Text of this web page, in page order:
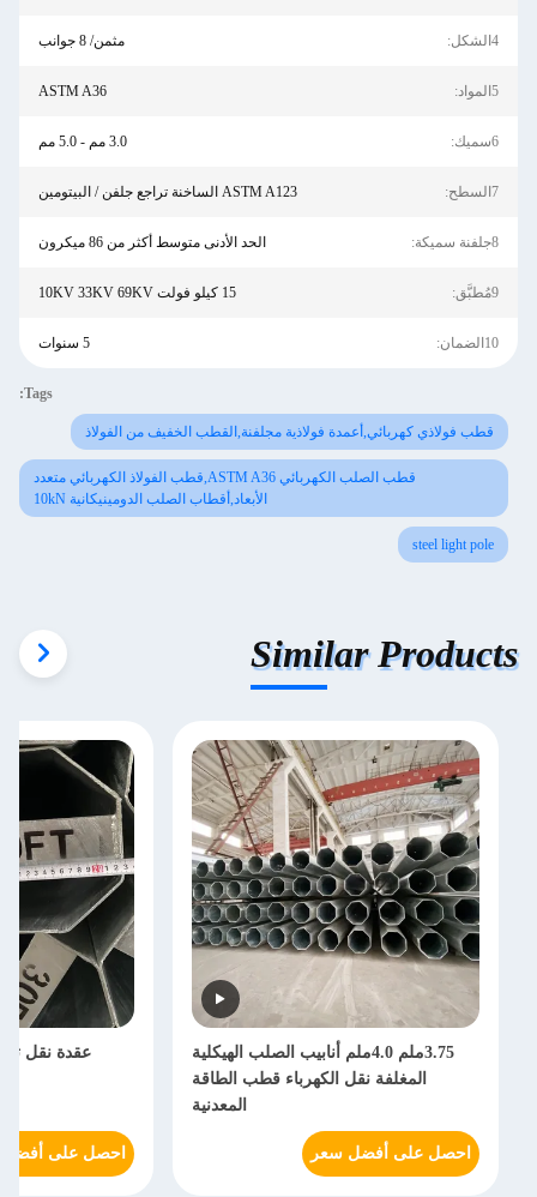
4الشكل: مثمن/ 8 جوانب
5المواد: ASTM A36
6سميك: 3.0 مم - 5.0 مم
7السطح: ASTM A123 الساخنة تراجع جلفن / البيتومين
8جلفنة سميكة: الحد الأدنى متوسط ​​أكثر من 86 ميكرون
9مُطبَّق: 15 كيلو فولت 10KV 33KV 69KV
10الضمان: 5 سنوات
Tags:
قطب فولاذي كهربائي,أعمدة فولاذية مجلفنة,القطب الخفيف من الفولاذ
قطب الصلب الكهربائي ASTM A36,قطب الفولاذ الكهربائي متعدد
الأبعاد,أقطاب الصلب الدومينيكانية 10kN
steel light pole
Similar Products
3.75ملم 4.0ملم أنابيب الصلب الهيكلية
المغلفة نقل الكهرباء قطب الطاقة
المعدنية
احصل على أفضل سعر
عقدة نقل
احصل على